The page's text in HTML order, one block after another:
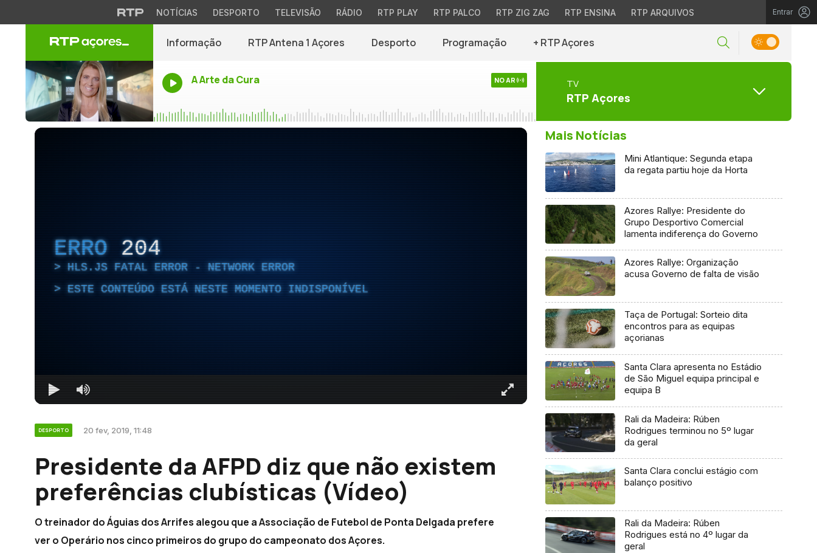
NOTÍCIAS DESPORTO TELEVISÃO RÁDIO RTP PLAY RTP PALCO RTP ZIG ZAG RTP ENSINA RTP ARQUIVOS Entrar
Informação RTP Antena 1 Açores Desporto Programação + RTP Açores
A Arte da Cura NO AR TV
RTP Açores
ERRO 204
HLS.JS FATAL ERROR - NETWORK ERROR
ESTE CONTEÚDO ESTÁ NESTE MOMENTO INDISPONÍVEL
DESPORTO 20 fev, 2019, 11:48
Presidente da AFPD diz que não existem
preferências clubísticas (Vídeo)
O treinador do Águias dos Arrifes alegou que a Associação de Futebol de Ponta Delgada prefere
ver o Operário nos cinco primeiros do grupo do campeonato dos Açores.
Mais Notícias
Mini Atlantique: Segunda etapa
da regata partiu hoje da Horta
Azores Rallye: Presidente do
Grupo Desportivo Comercial
lamenta indiferença do Governo
Azores Rallye: Organização
acusa Governo de falta de visão
Taça de Portugal: Sorteio dita
encontros para as equipas
açorianas
Santa Clara apresenta no Estádio
de São Miguel equipa principal e
equipa B
Rali da Madeira: Rúben
Rodrigues terminou no 5º lugar
da geral
Santa Clara conclui estágio com
balanço positivo
Rali da Madeira: Rúben
Rodrigues está no 4º lugar da
geral